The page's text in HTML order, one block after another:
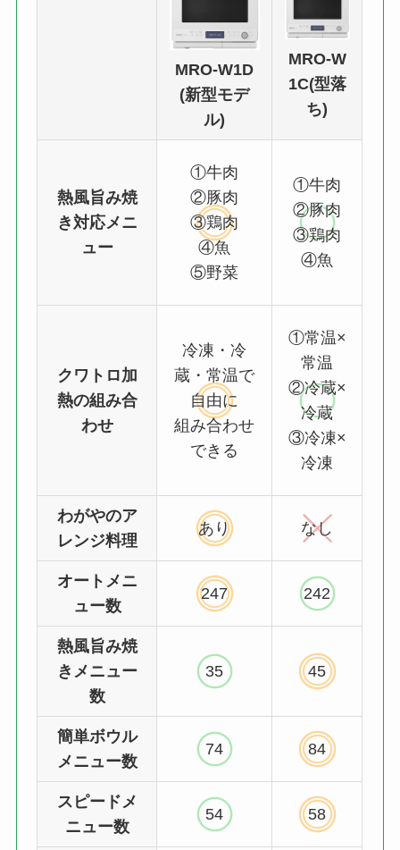
MRO-W1D
(新型モデ
ル)
MRO-W
1C(型落
ち)
熱風旨み焼
き対応メニ
ュー
①牛肉
②豚肉
③鶏肉
④魚
⑤野菜
①牛肉
②豚肉
③鶏肉
④魚
クワトロ加
熱の組み合
わせ
冷凍・冷
蔵・常温で
自由に
組み合わせ
できる
①常温×
常温
②冷蔵×
冷蔵
③冷凍×
冷凍
わがやのア
レンジ料理
あり なし
オートメニ
ュー数
247 242
熱風旨み焼
きメニュー
数
35 45
簡単ボウル
メニュー数
74 84
スピードメ
ニュー数
54 58